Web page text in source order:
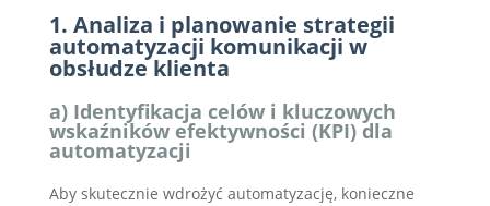
1. Analiza i planowanie strategii
automatyzacji komunikacji w
obsłudze klienta
a) Identyfikacja celów i kluczowych
wskaźników efektywności (KPI) dla
automatyzacji
Aby skutecznie wdrożyć automatyzację, konieczne